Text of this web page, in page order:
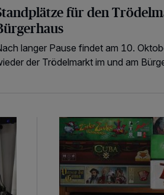
für den
langer Pause findet am 10.
der Trödelmarkt im und am
Eine Einladung zum